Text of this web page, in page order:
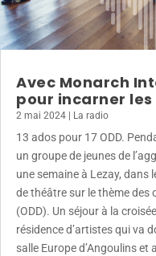
Avec Monarch
pour incarner
2 mai 2024 La radio
13 ados pour 17 ODD.
un groupe de jeunes de
une semaine à Lezay, dans
de théâtre sur le thème des
(ODD). Un séjour à la
résidence d’artistes qui va
salle Europe d’Angoulins et